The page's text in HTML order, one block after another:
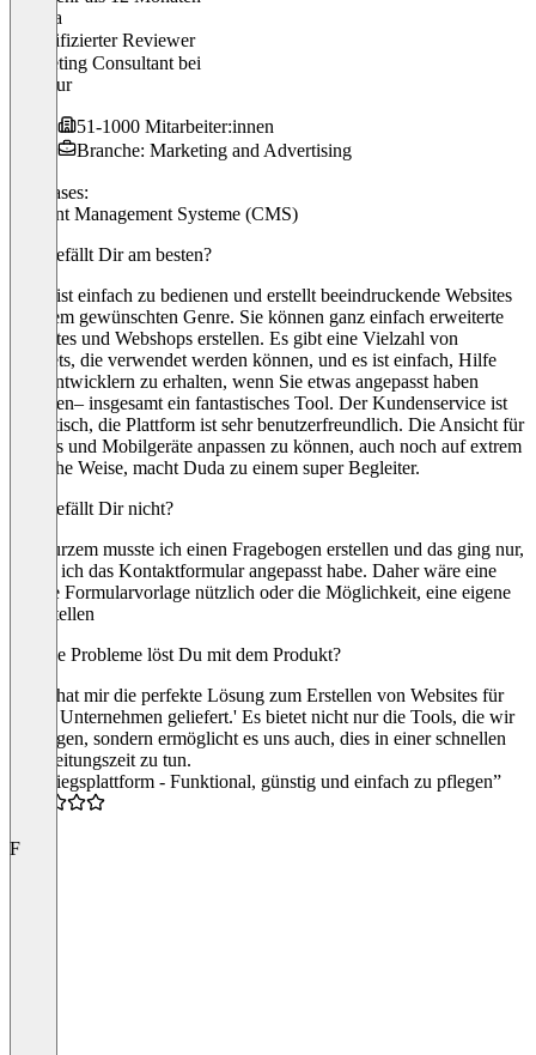
Sandra
Verifizierter Reviewer
Marketing Consultant bei
Agentur
51-1000 Mitarbeiter:innen
Branche: Marketing and Advertising
Use cases:
Content Management Systeme (CMS)
Was gefällt Dir am besten?
Duda ist einfach zu bedienen und erstellt beeindruckende Websites
in jedem gewünschten Genre. Sie können ganz einfach erweiterte
Websites und Webshops erstellen. Es gibt eine Vielzahl von
Widgets, die verwendet werden können, und es ist einfach, Hilfe
von Entwicklern zu erhalten, wenn Sie etwas angepasst haben
möchten– insgesamt ein fantastisches Tool. Der Kundenservice ist
fantastisch, die Plattform ist sehr benutzerfreundlich. Die Ansicht für
Tablets und Mobilgeräte anpassen zu können, auch noch auf extrem
einfache Weise, macht Duda zu einem super Begleiter.
Was gefällt Dir nicht?
Vor kurzem musste ich einen Fragebogen erstellen und das ging nur,
indem ich das Kontaktformular angepasst habe. Daher wäre eine
andere Formularvorlage nützlich oder die Möglichkeit, eine eigene
zu erstellen
Welche Probleme löst Du mit dem Produkt?
Duda hat mir die perfekte Lösung zum Erstellen von Websites für
kleine Unternehmen geliefert.' Es bietet nicht nur die Tools, die wir
benötigen, sondern ermöglicht es uns auch, dies in einer schnellen
Bearbeitungszeit zu tun.
“Einstiegsplattform - Funktional, günstig und einfach zu pflegen”
F